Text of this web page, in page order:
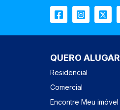
QUERO ALUGAR
Residencial
Comercial
Encontre Meu imóvel